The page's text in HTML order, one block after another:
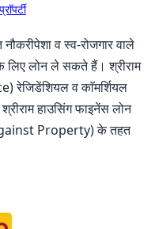
व स्व-रोजगार वाले
लिए लोन ले सकते हैं। श्रीराम
रेजिडेंशियल व काॅमर्शियल
श्रीराम हाउसिंग फाइनेंस लोन
Property) के तहत